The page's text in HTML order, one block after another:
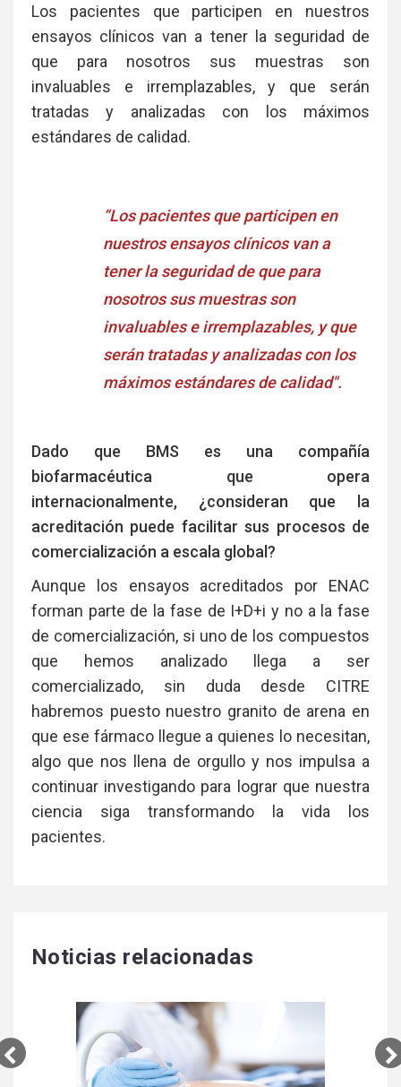
Los pacientes que participen en nuestros
ensayos clínicos van a tener la seguridad de
que para nosotros sus muestras son
invaluables e irremplazables, y que serán
tratadas y analizadas con los máximos
estándares de calidad.
“Los pacientes que participen en
nuestros ensayos clínicos van a
tener la seguridad de que para
nosotros sus muestras son
invaluables e irremplazables, y que
serán tratadas y analizadas con los
máximos estándares de calidad".
Dado que BMS es una compañía
biofarmacéutica que opera
internacionalmente, ¿consideran que la
acreditación puede facilitar sus procesos de
comercialización a escala global?
Aunque los ensayos acreditados por ENAC
forman parte de la fase de I+D+i y no a la fase
de comercialización, si uno de los compuestos
que hemos analizado llega a ser
comercializado, sin duda desde CITRE
habremos puesto nuestro granito de arena en
que ese fármaco llegue a quienes lo necesitan,
algo que nos llena de orgullo y nos impulsa a
continuar investigando para lograr que nuestra
ciencia siga transformando la vida los
pacientes.
Noticias relacionadas